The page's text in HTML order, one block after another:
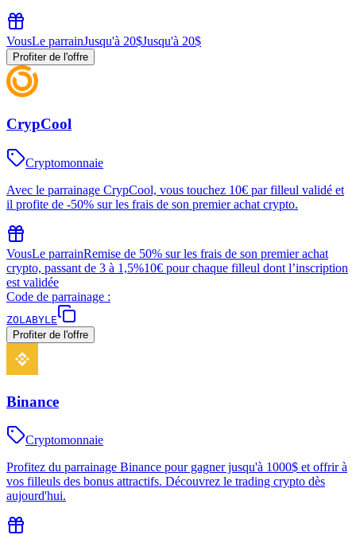
VousLe parrainJusqu'à 20$Jusqu'à 20$
Profiter de l'offre
CrypCool
Cryptomonnaie
Avec le parrainage CrypCool, vous touchez 10€ par filleul validé et
il profite de -50% sur les frais de son premier achat crypto.
VousLe parrainRemise de 50% sur les frais de son premier achat
crypto, passant de 3 à 1,5%10€ pour chaque filleul dont l’inscription
est validée
Code de parrainage :
ZOLABYLE
Profiter de l'offre
Binance
Cryptomonnaie
Profitez du parrainage Binance pour gagner jusqu'à 1000$ et offrir à
vos filleuls des bonus attractifs. Découvrez le trading crypto dès
aujourd'hui.